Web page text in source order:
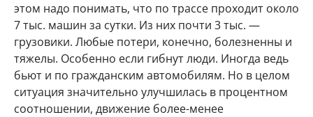
этом надо понимать, что по трассе проходит около
7 тыс. машин за сутки. Из них почти 3 тыс. —
грузовики. Любые потери, конечно, болезненны и
тяжелы. Особенно если гибнут люди. Иногда ведь
бьют и по гражданским автомобилям. Но в целом
ситуация значительно улучшилась в процентном
соотношении, движение более-менее